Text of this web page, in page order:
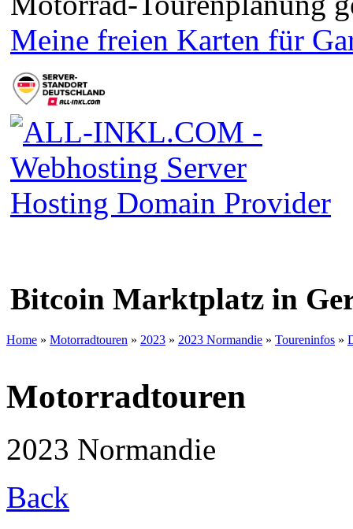
Meine freien Karten für
Bitcoin Marktplatz in
Home » Motorradtouren » 2023 » 2023 Normandie » Toureninfos »
Motorradtouren
2023 Normandie
Back